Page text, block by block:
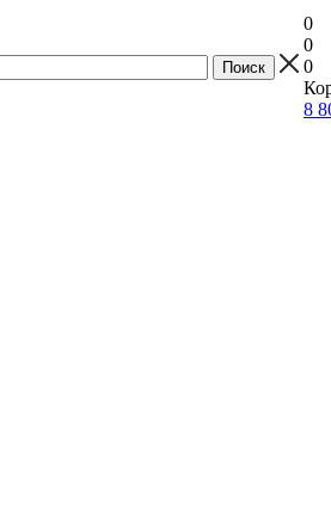
0
0
0
8